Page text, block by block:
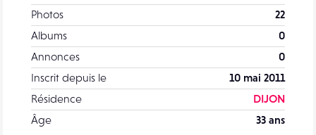
Photos
22
Albums
0
Annonces
0
Inscrit depuis le
10 mai 2011
Résidence
DIJON
Âge
33 ans